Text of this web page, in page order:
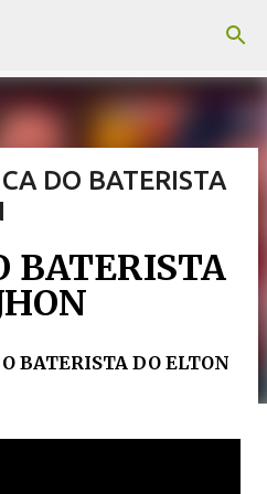
principal
DO BATERISTA
BATERISTA
BATERISTA DO ELTON